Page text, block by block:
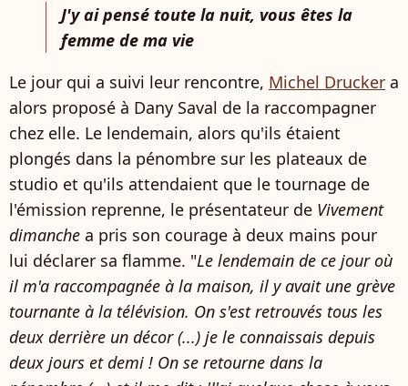
J'y ai pensé toute la nuit, vous êtes la
femme de ma vie
Le jour qui a suivi leur rencontre, Michel Drucker a
alors proposé à Dany Saval de la raccompagner
chez elle. Le lendemain, alors qu'ils étaient
plongés dans la pénombre sur les plateaux de
studio et qu'ils attendaient que le tournage de
l'émission reprenne, le présentateur de Vivement
dimanche a pris son courage à deux mains pour
lui déclarer sa flamme. "Le lendemain de ce jour où
il m'a raccompagnée à la maison, il y avait une grève
tournante à la télévision. On s'est retrouvés tous les
deux derrière un décor (...) je le connaissais depuis
deux jours et demi ! On se retourne dans la